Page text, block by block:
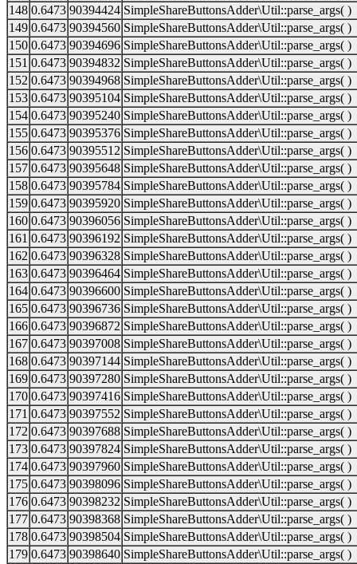
148 0.6473 90394424 SimpleShareButtonsAdder\Util::parse_args( )
149 0.6473 90394560 SimpleShareButtonsAdder\Util::parse_args( )
150 0.6473 90394696 SimpleShareButtonsAdder\Util::parse_args( )
151 0.6473 90394832 SimpleShareButtonsAdder\Util::parse_args( )
152 0.6473 90394968 SimpleShareButtonsAdder\Util::parse_args( )
153 0.6473 90395104 SimpleShareButtonsAdder\Util::parse_args( )
154 0.6473 90395240 SimpleShareButtonsAdder\Util::parse_args( )
155 0.6473 90395376 SimpleShareButtonsAdder\Util::parse_args( )
156 0.6473 90395512 SimpleShareButtonsAdder\Util::parse_args( )
157 0.6473 90395648 SimpleShareButtonsAdder\Util::parse_args( )
158 0.6473 90395784 SimpleShareButtonsAdder\Util::parse_args( )
159 0.6473 90395920 SimpleShareButtonsAdder\Util::parse_args( )
160 0.6473 90396056 SimpleShareButtonsAdder\Util::parse_args( )
161 0.6473 90396192 SimpleShareButtonsAdder\Util::parse_args( )
162 0.6473 90396328 SimpleShareButtonsAdder\Util::parse_args( )
163 0.6473 90396464 SimpleShareButtonsAdder\Util::parse_args( )
164 0.6473 90396600 SimpleShareButtonsAdder\Util::parse_args( )
165 0.6473 90396736 SimpleShareButtonsAdder\Util::parse_args( )
166 0.6473 90396872 SimpleShareButtonsAdder\Util::parse_args( )
167 0.6473 90397008 SimpleShareButtonsAdder\Util::parse_args( )
168 0.6473 90397144 SimpleShareButtonsAdder\Util::parse_args( )
169 0.6473 90397280 SimpleShareButtonsAdder\Util::parse_args( )
170 0.6473 90397416 SimpleShareButtonsAdder\Util::parse_args( )
171 0.6473 90397552 SimpleShareButtonsAdder\Util::parse_args( )
172 0.6473 90397688 SimpleShareButtonsAdder\Util::parse_args( )
173 0.6473 90397824 SimpleShareButtonsAdder\Util::parse_args( )
174 0.6473 90397960 SimpleShareButtonsAdder\Util::parse_args( )
175 0.6473 90398096 SimpleShareButtonsAdder\Util::parse_args( )
176 0.6473 90398232 SimpleShareButtonsAdder\Util::parse_args( )
177 0.6473 90398368 SimpleShareButtonsAdder\Util::parse_args( )
178 0.6473 90398504 SimpleShareButtonsAdder\Util::parse_args( )
179 0.6473 90398640 SimpleShareButtonsAdder\Util::parse_args( )